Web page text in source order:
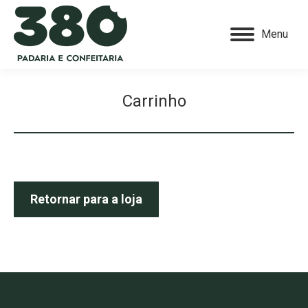
Menu
Carrinho
Retornar para a loja